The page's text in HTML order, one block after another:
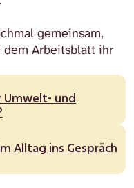
gemeinsam,
dem Arbeitsblatt ihr
Umwelt- und
Alltag ins Gespräch